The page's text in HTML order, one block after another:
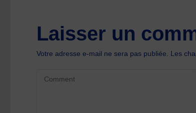
Laisser un
Votre adresse e-mail ne sera pas publiée. Les